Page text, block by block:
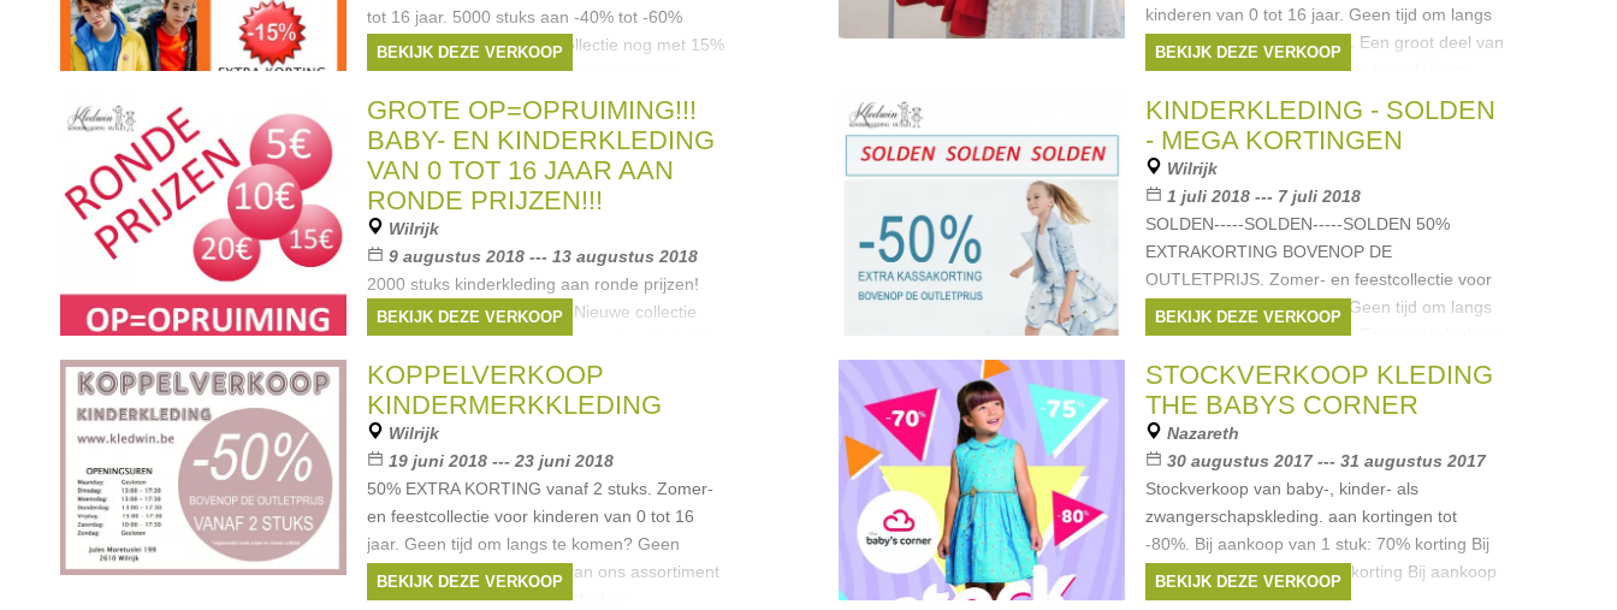
tot 16 jaar. 5000 stuks aan -40% tot -60%
korting Volledige jongenscollectie nog met 15%
EXTRA KORTING bovenop de outletprijs
Merken:Ralph Lauren,Lili Gaufrette,
Jo
, Scapa ,McGregor , ...
BEKIJK DEZE VERKOOP
kinderen van 0 tot 16 jaar. Geen tijd om langs
te komen? Geen probleem. Een groot deel van
ons assortiment is ook online te verkrijgen.
Merken:
Merken: Ralph Lauren ,Lili Gaufrette,
Armani,Liu Jo,Scapa, ...
BEKIJK DEZE VERKOOP
GROTE OP=OPRUIMING!!!
BABY- EN KINDERKLEDING
VAN 0 TOT 16 JAAR AAN
RONDE PRIJZEN!!!
Wilrijk
9 augustus 2018 --- 13 augustus 2018
2000 stuks kinderkleding aan ronde prijzen!
€5, €7, €10, €15, €20, €25 Nieuwe collectie
met 10% extra korting bovenop de outletprijs!
Donderdag 9 augustus: 11:00 - 17:30 Vrijdag
Merken:Ralph Lauren ,Guess , Lili
Gaufrette
BEKIJK DEZE VERKOOP
KINDERKLEDING - SOLDEN
- MEGA KORTINGEN
Wilrijk
1 juli 2018 --- 7 juli 2018
SOLDEN-----SOLDEN-----SOLDEN 50%
EXTRAKORTING BOVENOP DE
OUTLETPRIJS. Zomer- en feestcollectie voor
kinderen van 0 tot 16 jaar. Geen tijd om langs
te komen? Geen probleem. Een groot deel van
ons assortiment
Merken: Ralph Lauren , Lili Gaufrette ,
Armani ,Liu Jo , Scapa, ...
BEKIJK DEZE VERKOOP
KOPPELVERKOOP
KINDERMERKKLEDING
Wilrijk
19 juni 2018 --- 23 juni 2018
50% EXTRA KORTING vanaf 2 stuks. Zomer-
en feestcollectie voor kinderen van 0 tot 16
jaar. Geen tijd om langs te komen? Geen
probleem. Een groot deel van ons assortiment
is ook online te verkrijgen. Merken:
BEKIJK DEZE VERKOOP
STOCKVERKOOP KLEDING
THE BABYS CORNER
Nazareth
30 augustus 2017 --- 31 augustus 2017
Stockverkoop van baby-, kinder- als
zwangerschapskleding. aan kortingen tot
-80%. Bij aankoop van 1 stuk: 70% korting Bij
aankoop van 5 stuks: 75% korting Bij aankoop
van 10 stuks: 80%
BEKIJK DEZE VERKOOP